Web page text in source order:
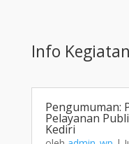
Info Kegiatan
Pengumuman:
Pelayanan
Kediri